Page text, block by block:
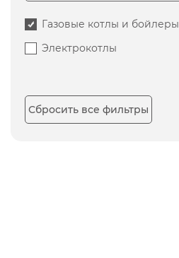
Газовые котлы и бойлеры
Электрокотлы
Сбросить все фильтры